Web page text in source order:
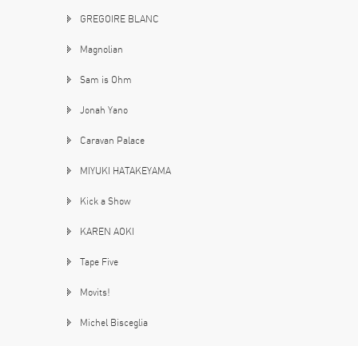
GREGOIRE BLANC
Magnolian
Sam is Ohm
Jonah Yano
Caravan Palace
MIYUKI HATAKEYAMA
Kick a Show
KAREN AOKI
Tape Five
Movits!
Michel Bisceglia